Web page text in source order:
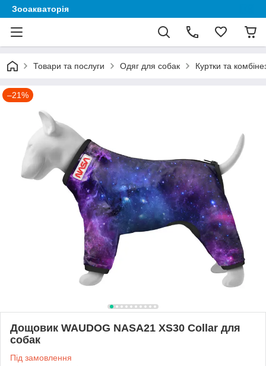
Зооакваторія
Товари та послуги Одяг для собак Куртки та
–21%
Дощовик WAUDOG NASA21 XS30 Collar для
собак
Під замовлення